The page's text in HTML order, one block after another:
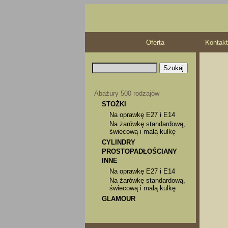
Oferta Kontakt
Abażury 500 rodzajów
STOŻKI
Na oprawkę E27 i E14
Na żarówkę standardową,
świecową i małą kulkę
CYLINDRY
PROSTOPADŁOŚCIANY
INNE
Na oprawkę E27 i E14
Na żarówkę standardową,
świecową i małą kulkę
GLAMOUR